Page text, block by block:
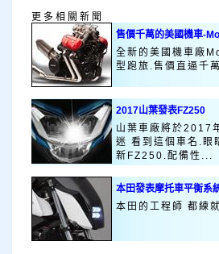
更多相關新聞
售價千萬的美國機車-
全新的美國機車廠
型跑旅.售價直逼千
2017山葉發表FZ250
山葉車廠將於2017
迷 看到這個車名.眼
新FZ250.配備性...
本田發表摩托車平衡系
本田的工程師 都練